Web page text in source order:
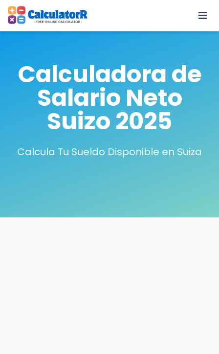
Calculadora de
Salario Neto
Suizo 2025
Calcula Tu Sueldo Disponible en Suiza